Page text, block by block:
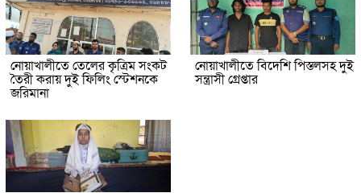
নোয়াখালীতে তেলের কৃত্রিম সংকট
তৈরী করায় দুই ফিলিং স্টেশনকে
জরিমানা
নোয়াখালীতে বিদেশি পিস্তলসহ দুই
সন্ত্রাসী গ্রেপ্তার